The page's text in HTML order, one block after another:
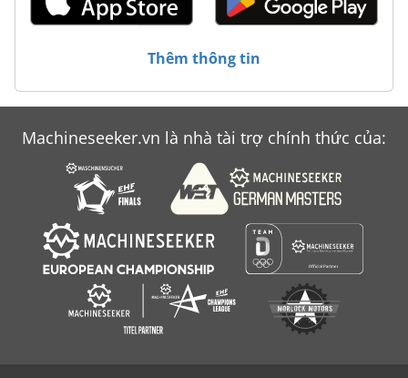
Thêm thông tin
Machineseeker.vn là nhà tài trợ chính thức của: